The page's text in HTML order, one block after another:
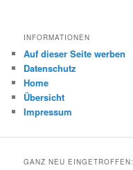
INFORMATIONEN
Auf dieser Seite werben
Datenschutz
Home
Übersicht
Impressum
GANZ NEU EINGETROFFEN: